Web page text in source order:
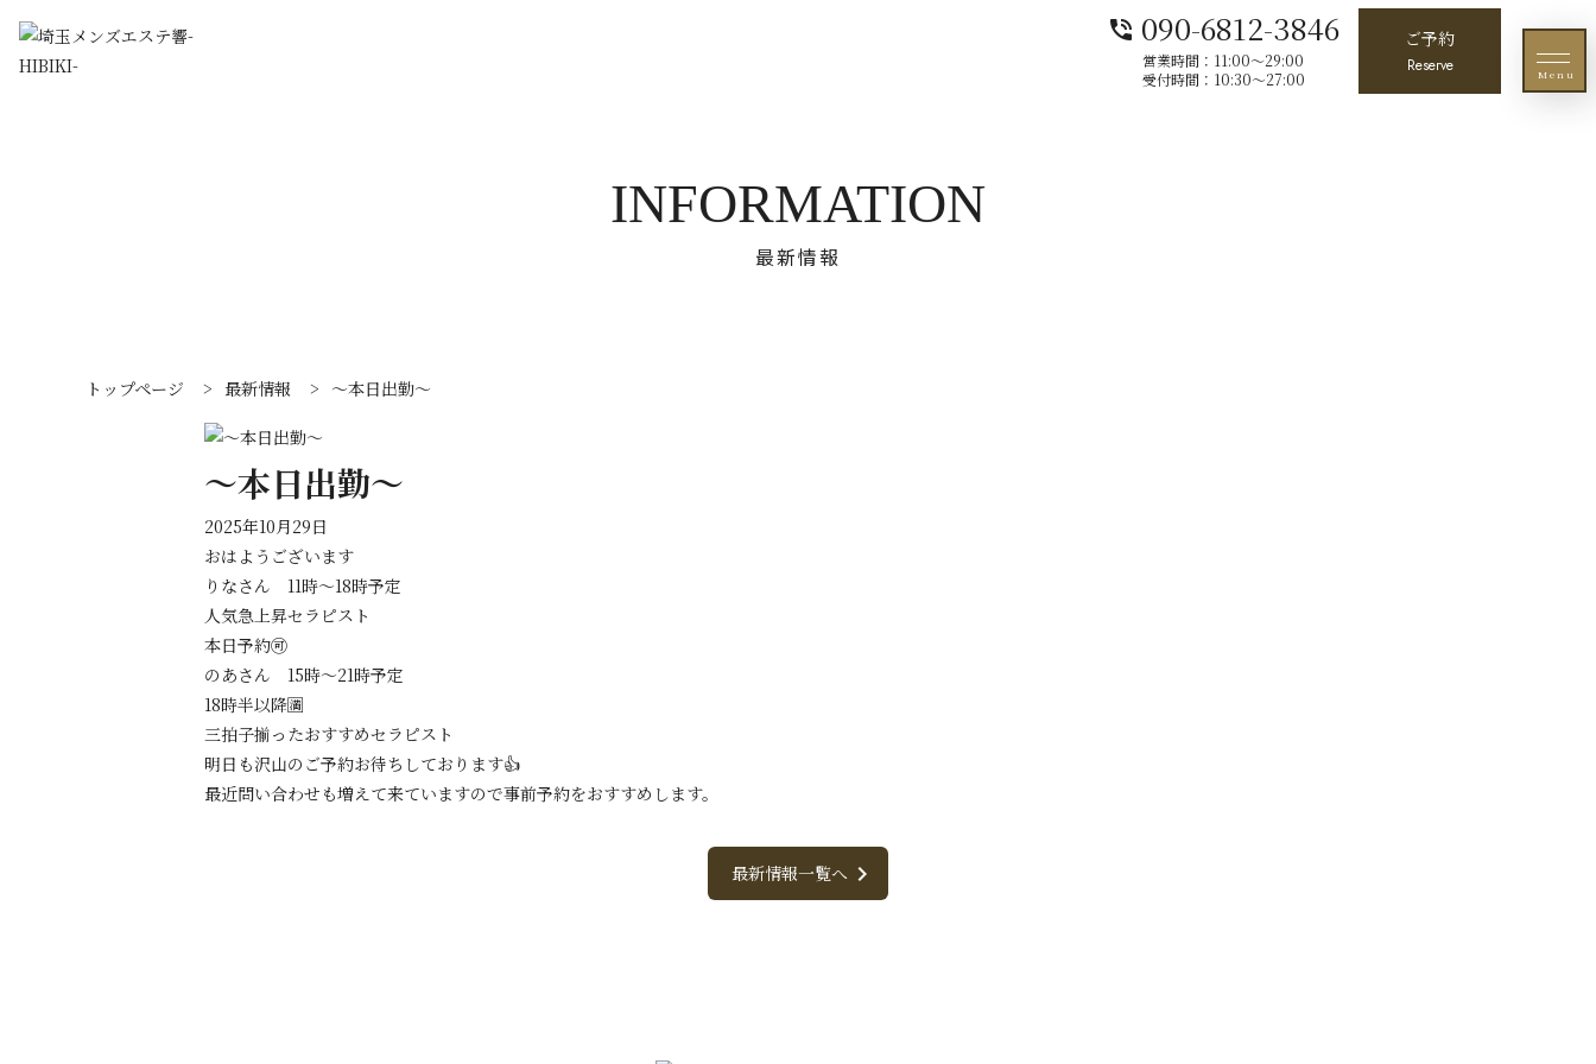
phone_in_talk 090-6812-3846
営業時間：11:00〜29:00
受付時間：10:30〜27:00
ご予約
Reserve Menu
最新情報
INFORMATION
トップページ > 最新情報 > 〜本日出勤〜
〜本日出勤〜
2025年10月29日
おはようございます
りなさん 11時〜18時予定
人気急上昇セラピスト
本日予約🉑
のあさん 15時〜21時予定
18時半以降🈵
三拍子揃ったおすすめセラピスト
明日も沢山のご予約お待ちしております👍
最近問い合わせも増えて来ていますので事前予約をおすすめします。
最新情報一覧へ chevron_right